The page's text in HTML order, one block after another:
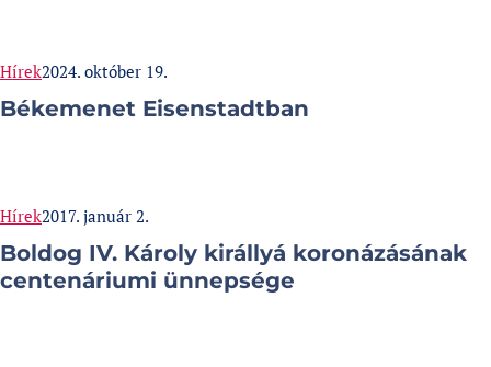
Categories:
HírekPublished at
2024. október 19.
Békemenet Eisenstadtban
Categories:
HírekPublished at
2017. január 2.
Boldog IV. Károly királlyá koronázásának
centenáriumi ünnepsége